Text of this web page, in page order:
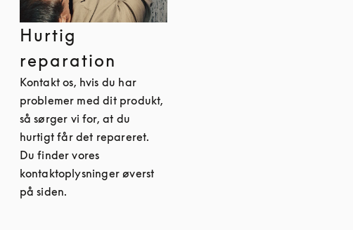
Hurtig
reparation
Kontakt os, hvis du har
problemer med dit produkt,
så sørger vi for, at du
hurtigt får det repareret.
Du finder vores
kontaktoplysninger øverst
på siden.